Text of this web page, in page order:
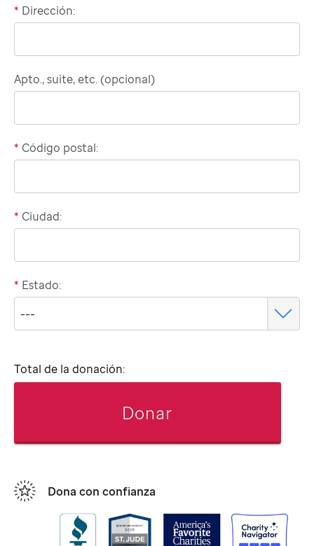
Domestic
billing
* Dirección:
Apto., suite, etc. (opcional)
* Código postal:
* Ciudad:
* Estado:
Total de la donación:
Donar
Dona con confianza